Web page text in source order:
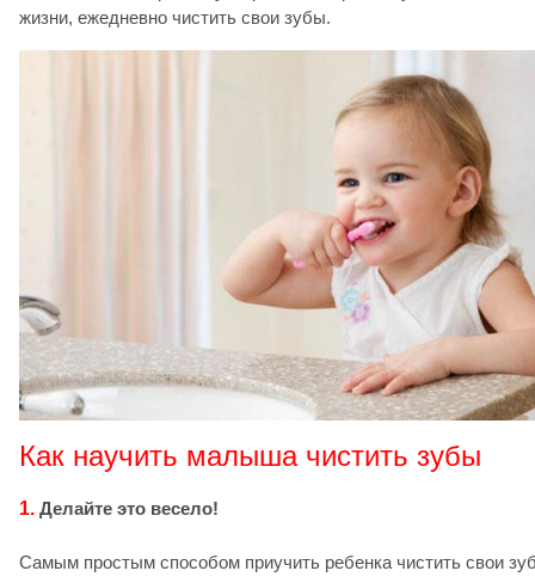
жизни, ежедневно чистить свои зубы.
Как научить малыша чистить зубы
1. Делайте это весело!
Самым простым способом приучить ребенка чистить свои